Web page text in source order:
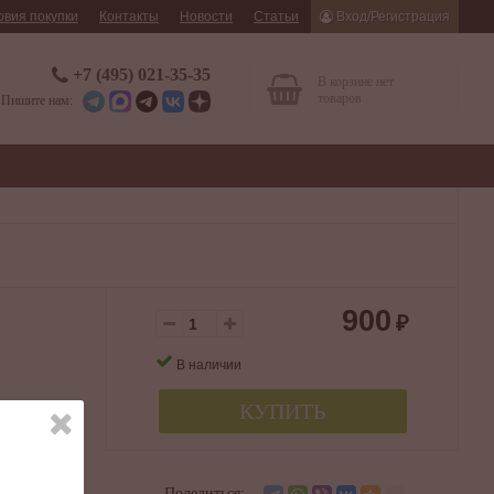
покупки Контакты Новости Статьи Вход/Регистрация
В корзине нет
+7 (495) 021-35-35
Пишите нам:
900 ₽
В наличии
КУПИТЬ